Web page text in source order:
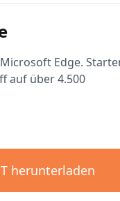
Edge.
auf über 4.500
herunterladen